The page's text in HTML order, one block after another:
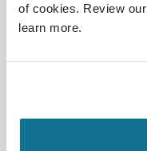
of cookies. Review our
learn more.
职业
事件